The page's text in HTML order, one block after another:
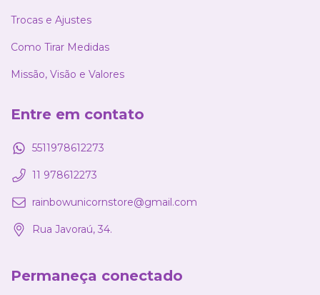
Trocas e Ajustes
Como Tirar Medidas
Missão, Visão e Valores
Entre em contato
5511978612273
11 978612273
rainbowunicornstore@gmail.com
Rua Javoraú, 34.
Permaneça conectado